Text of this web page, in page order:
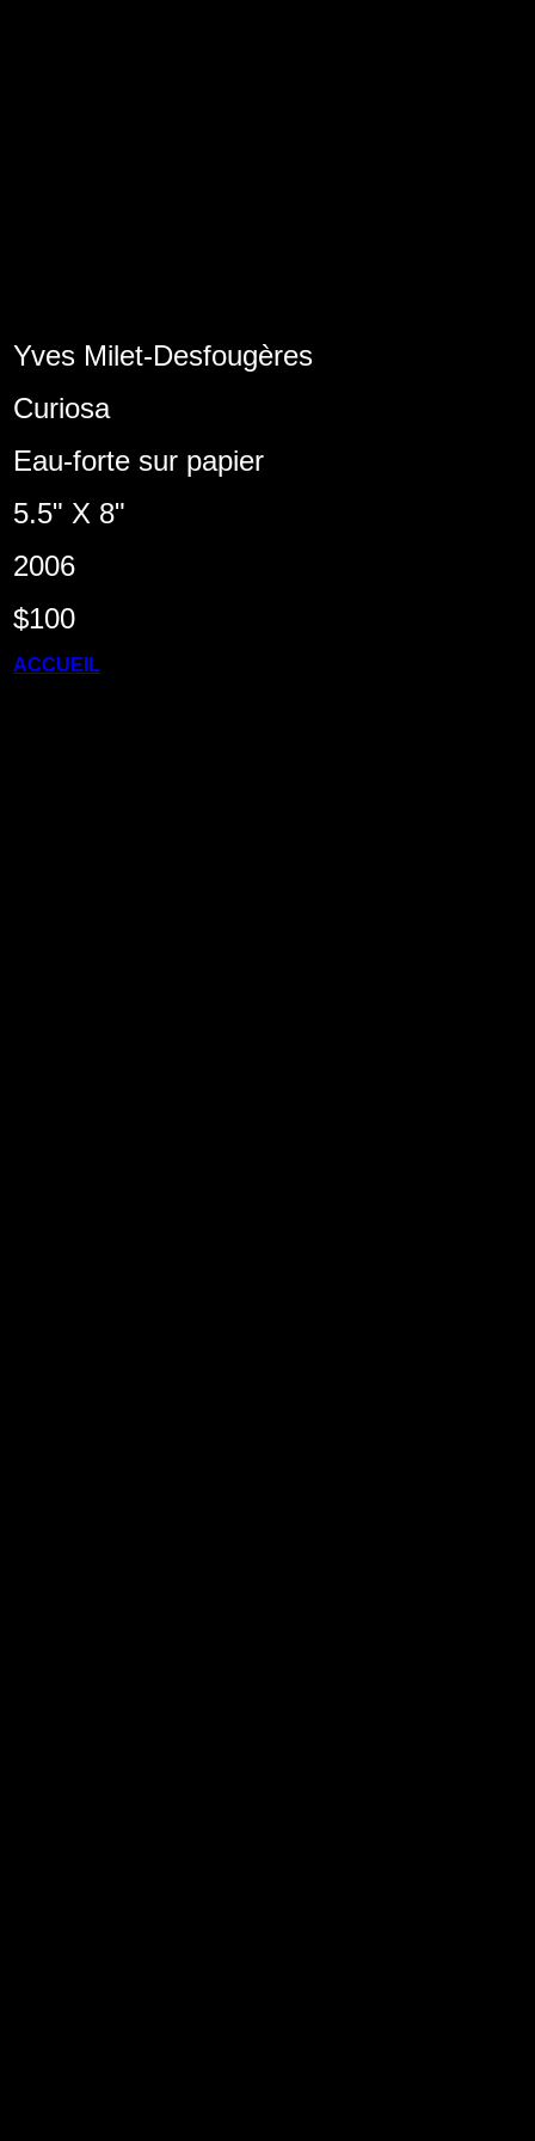
Yves Milet-Desfougères
Curiosa
Eau-forte sur papier
5.5" X 8"
2006
$100
ACCUEIL